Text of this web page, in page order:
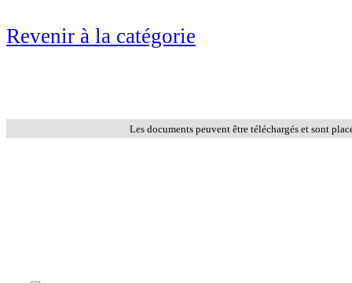
Revenir à la catégorie
Les documents peuvent être téléchargés et sont